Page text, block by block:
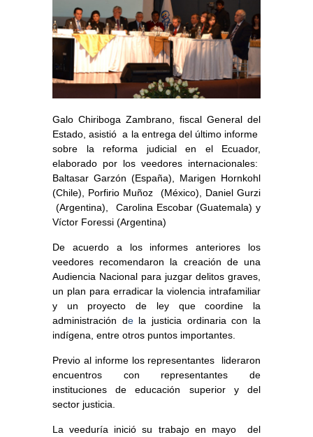
Galo Chiriboga Zambrano, fiscal General del
Estado, asistió a la entrega del último informe
sobre la reforma judicial en el Ecuador,
elaborado por los veedores internacionales:
Baltasar Garzón (España), Marigen Hornkohl
(Chile), Porfirio Muñoz (México), Daniel Gurzi
(Argentina), Carolina Escobar (Guatemala) y
Víctor Foressi (Argentina)
De acuerdo a los informes anteriores los
veedores recomendaron la creación de una
Audiencia Nacional para juzgar delitos graves,
un plan para erradicar la violencia intrafamiliar
y un proyecto de ley que coordine la
administración de la justicia ordinaria con la
indígena, entre otros puntos importantes.
Previo al informe los representantes lideraron
encuentros con representantes de
instituciones de educación superior y del
sector justicia.
La veeduría inició su trabajo en mayo del